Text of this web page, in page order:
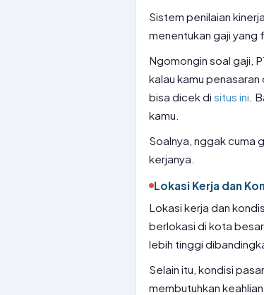
Sistem penilaian
menentukan gaji yang
Ngomongin soal gaji,
kalau kamu
bisa dicek di situs ini .
kamu.
Soalnya, nggak cuma
kerjanya.
Lokasi Kerja dan
Lokasi kerja dan
berlokasi di kota
lebih tinggi
Selain itu, kondisi
membutuhkan